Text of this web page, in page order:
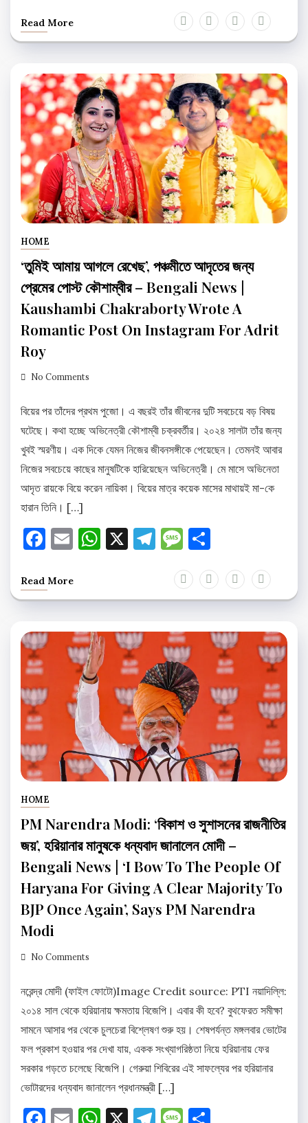
Read More
HOME
‘তুমিই আমায় আগলে রেখেছ’, পঞ্চমীতে আদৃতের জন্য
প্রেমের পোস্ট কৌশাম্বীর – Bengali News |
Kaushambi Chakraborty Wrote A
Romantic Post On Instagram For Adrit
Roy
No Comments
বিয়ের পর তাঁদের প্রথম পুজো। এ বছরই তাঁর জীবনের দুটি সবচেয়ে বড় বিষয়
ঘটেছে। কথা হচ্ছে অভিনেত্রী কৌশাম্বী চক্রবর্তীর। ২০২৪ সালটা তাঁর জন্য
খুবই স্মরণীয়। এক দিকে যেমন নিজের জীবনসঙ্গীকে পেয়েছেন। তেমনই আবার
নিজের সবচেয়ে কাছের মানুষটিকে হারিয়েছেন অভিনেত্রী। মে মাসে অভিনেতা
আদৃত রায়কে বিয়ে করেন নায়িকা। বিয়ের মাত্র কয়েক মাসের মাথায়ই মা-কে
হারান তিনি। […]
Facebook
EmailWhatsApp
X Telegram
Message
Read More
HOME
PM Narendra Modi: ‘বিকাশ ও সুশাসনের রাজনীতির
জয়’, হরিয়ানার মানুষকে ধন্যবাদ জানালেন মোদী –
Bengali News | ‘I Bow To The People Of
Haryana For Giving A Clear Majority To
BJP Once Again’, Says PM Narendra
Modi
No Comments
নরেন্দ্র মোদী (ফাইল ফোটো)Image Credit source: PTI নয়াদিল্লি:
২০১৪ সাল থেকে হরিয়ানায় ক্ষমতায় বিজেপি। এবার কী হবে? বুথফেরত সমীক্ষা
সামনে আসার পর থেকে চুলচেরা বিশ্লেষণ শুরু হয়। শেষপর্যন্ত মঙ্গলবার ভোটের
ফল প্রকাশ হওয়ার পর দেখা যায়, একক সংখ্যাগরিষ্ঠতা নিয়ে হরিয়ানায় ফের
সরকার গড়তে চলেছে বিজেপি। গেরুয়া শিবিরের এই সাফল্যের পর হরিয়ানার
ভোটারদের ধন্যবাদ জানালেন প্রধানমন্ত্রী […]